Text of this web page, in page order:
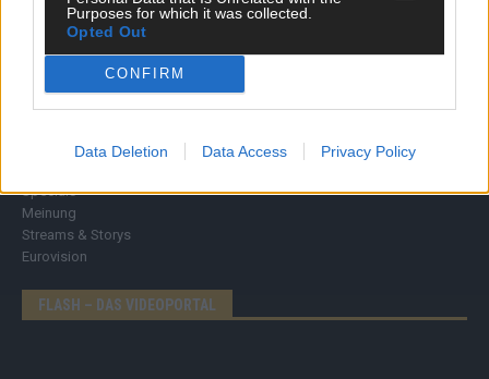
Purposes for which it was collected.
Opted Out
CONFIRM
Data Deletion Data Access Privacy Policy
DIREKT ZUM THEMA
Tipps & Tricks
Specials
Meinung
Streams & Storys
Eurovision
FLASH – DAS VIDEOPORTAL